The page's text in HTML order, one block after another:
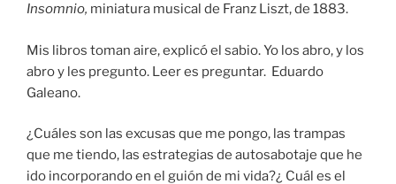
Insomnio, miniatura musical de Franz Liszt, de 1883.
Mis libros toman aire, explicó el sabio. Yo los abro, y los
abro y les pregunto. Leer es preguntar. Eduardo
Galeano.
¿Cuáles son las excusas que me pongo, las trampas
que me tiendo, las estrategias de autosabotaje que he
ido incorporando en el guión de mi vida?¿ Cuál es el